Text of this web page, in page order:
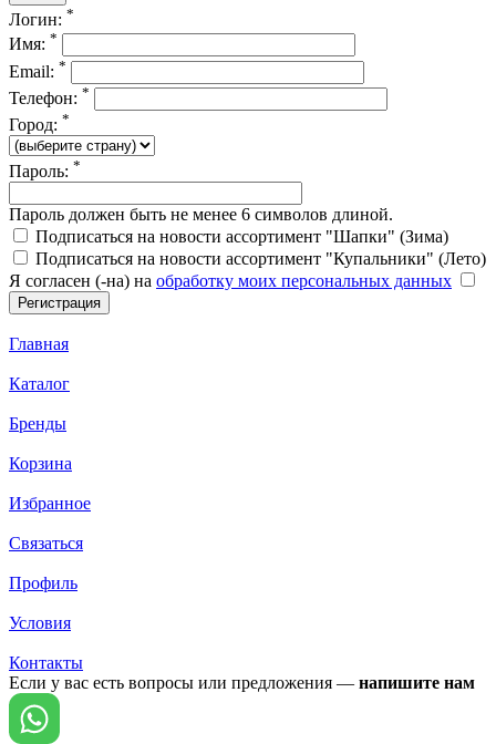
Логин: *
Имя: *
Email: *
Телефон: *
Город: *
Пароль: *
Пароль должен быть не менее 6 символов длиной.
Подписаться на новости ассортимент "Шапки" (Зима)
Подписаться на новости ассортимент "Купальники" (Лето)
Я согласен (-на) на обработку моих персональных данных
Главная
Каталог
Бренды
Корзина
Избранное
Связаться
Профиль
Условия
Контакты
Если у вас есть вопросы или предложения — напишите нам